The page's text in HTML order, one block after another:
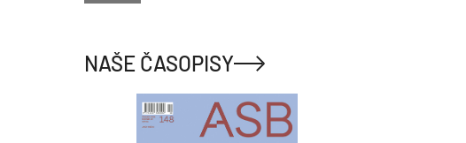
NAŠE ČASOPISY